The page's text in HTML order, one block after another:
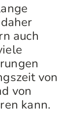
auch
von
von
kann.